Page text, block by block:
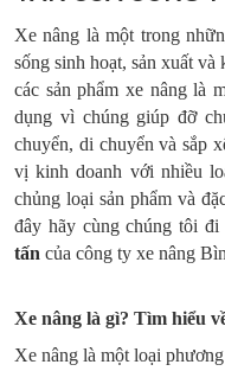
Xe nâng là một trong
sống sinh hoạt, sản xuất
các sản phẩm xe nâng là
dụng vì chúng giúp đỡ
chuyển, di chuyển và sắp
vị kinh doanh với nhiều
chủng loại sản phẩm và
đây hãy cùng chúng tôi đi
tấn của công ty xe nâng
Xe nâng là gì? Tìm hiểu
Xe nâng là một loại